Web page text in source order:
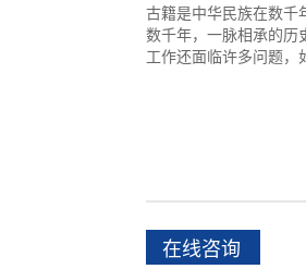
古籍是中华民族在数千
数千年，一脉相承的历
工作还面临许多问题，
在线咨询